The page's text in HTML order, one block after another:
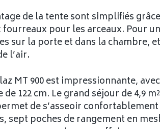
de la tente sont simplifiés
fourreaux pour les arceaux. Pour
sur la porte et dans la chambre,
l’air.
MT 900 est impressionnante,
122 cm. Le grand séjour de 4,9
de s’asseoir
sept poches de rangement en